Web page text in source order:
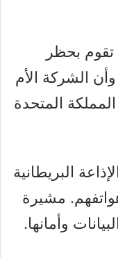
تقوم بحظر
الشركة الأم
المتحدة
البريطانية
مشيرة
وأمانها.